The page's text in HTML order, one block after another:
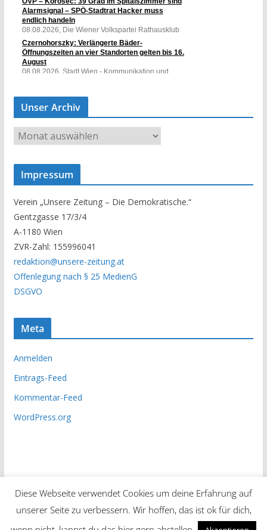
Unser Archiv
U
s
A
r
c
h
i
v
Impressum
Verein „Unsere Zeitung – Die Demokratische.“
Gentzgasse 17/3/4
A-1180 Wien
ZVR-Zahl: 155996041
redaktion@unsere-zeitung.at
Offenlegung nach § 25 MedienG
DSGVO
Meta
Anmelden
Eintrags-Feed
Kommentar-Feed
WordPress.org
Copyright © 2026 Unsere Zeitung . Alle Rechte vorbehalten.
Diese Webseite verwendet Cookies um deine Erfahrung auf
unserer Seite zu verbessern. Wir hoffen, das ist ok für dich,